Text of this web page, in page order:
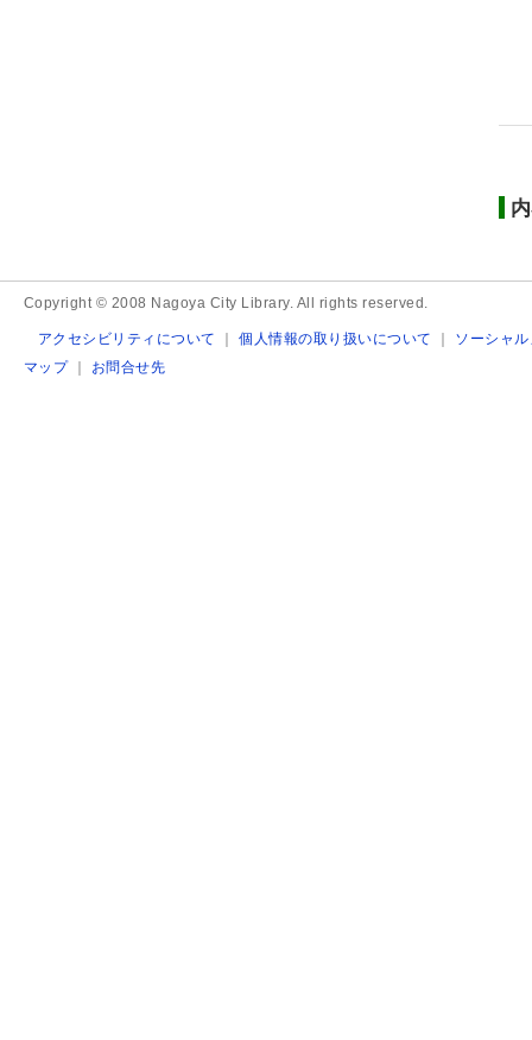
Copyright © 2008 Nagoya City Library. All rights reserved.
アクセシビリティについて ｜個人情報の取り扱いについて ｜ ソーシャ
マップ｜ お問合せ先